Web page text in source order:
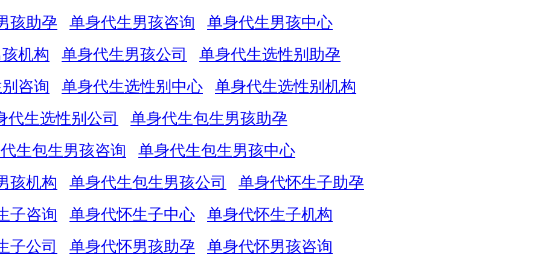
孩助孕
单身代生男孩咨询
单身代生男孩中心
机构
单身代生男孩公司
单身代生选性别助孕
咨询
单身代生选性别中心
单身代生选性别机构
代生选性别公司
单身代生包生男孩助孕
生包生男孩咨询
单身代生包生男孩中心
孩机构
单身代生包生男孩公司
单身代怀生子助孕
子咨询
单身代怀生子中心
单身代怀生子机构
子公司
单身代怀男孩助孕 单身代怀男孩咨询